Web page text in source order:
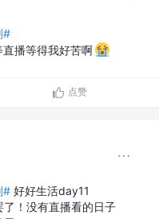
#
播等得我好苦啊
点赞
# 好好生活day11
！没有直播看的日子